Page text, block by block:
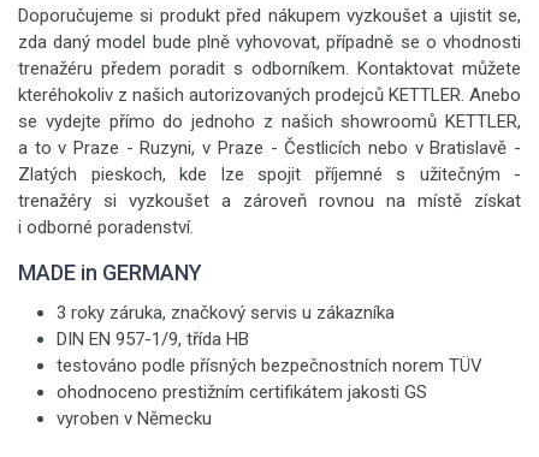
Doporučujeme si produkt před nákupem vyzkoušet a ujistit se,
zda daný model bude plně vyhovovat, případně se o vhodnosti
trenažéru předem poradit s odborníkem. Kontaktovat můžete
kteréhokoliv z našich autorizovaných prodejců KETTLER. Anebo
se vydejte přímo do jednoho z našich showroomů KETTLER,
a to v Praze - Ruzyni, v Praze - Čestlicích nebo v Bratislavě -
Zlatých pieskoch, kde lze spojit příjemné s užitečným -
trenažéry si vyzkoušet a zároveň rovnou na místě získat
i odborné poradenství.
MADE in GERMANY
3 roky záruka, značkový servis u zákazníka
DIN EN 957-1/9, třída HB
testováno podle přísných bezpečnostních norem TÜV
ohodnoceno prestižním certifikátem jakosti GS
vyroben v Německu